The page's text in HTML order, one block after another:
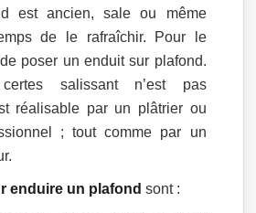
est ancien, sale ou même
de le rafraîchir. Pour le
poser un enduit sur plafond.
salissant n’est pas
réalisable par un plâtrier ou
; tout comme par un
enduire un plafond sont :